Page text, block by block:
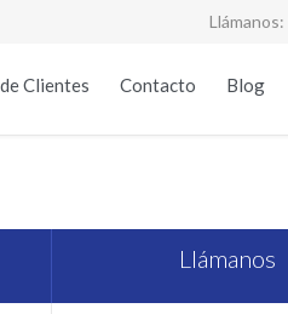
Llámanos:
Clientes Contacto Blog
Llámanos